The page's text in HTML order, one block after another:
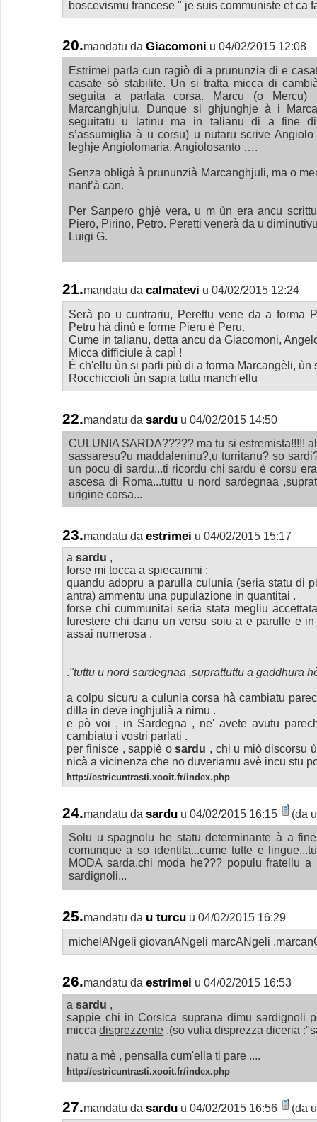
boscevismu francese " je suis communiste et ca
20.mandatu da Giacomoni u 04/02/2015 12:08
Estrimei parla cun ragiò di a prununzia di e
casate sò stabilite. Ùn si tratta micca di
seguita a parlata corsa. Marcu (o
Marcanghjulu. Dunque si ghjunghje à i
seguitatu u latinu ma in talianu di a fine
s’assumiglia à u corsu) u nutaru scrive
leghje Angiolomaria, Angiolosanto ….
Senza obligà à prununzià Marcanghjuli, ma o
nant’à can.
Per Sanpero ghjè vera, u m ùn era ancu
Piero, Pirino, Petro. Peretti venerà da u
Luigi G.
21.mandatu da calmatevi u 04/02/2015 12:24
Serà po u cuntrariu, Perettu vene da a forma
Petru hà dinù e forme Pieru è Peru.
Cume in talianu, detta ancu da Giacomoni,
Micca difficiule à capì !
È ch'ellu ùn si parli più di a forma Marcangèli, ùn
Rocchiccioli ùn sapia tuttu manch'ellu
22.mandatu da sardu u 04/02/2015 14:50
CULUNIA SARDA????? ma tu si estremista!!!!!
sassaresu?u maddaleninu?,u turritanu? so
un pocu di sardu...ti ricordu chi sardu è corsu
ascesa di Roma...tuttu u nord sardegnaa
urigine corsa...
23.mandatu da estrimei u 04/02/2015 15:17
asardu ,
forse mi tocca a spiecammi :
quandu adopru a parulla culunia (seria statu di
antra) ammentu una pupulazione in quantitai .
forse chi cummunitai seria stata megliu
furestere chi danu un versu soiu a e parulle e
assai numerosa .
."tuttu u nord sardegnaa ,suprattuttu a gaddhura
a colpu sicuru a culunia corsa hà cambiatu
dilla in deve inghjulià a nimu .
e pò voi , in Sardegna , ne' avete avutu
cambiatu i vostri parlati .
per finisce , sappiè osardu , chi u miò discorsu
nicà a vicinenza che no duveriamu avè incu stu
http://estricuntrasti.xooit.fr/index.php
24.mandatu da sardu u 04/02/2015 16:15
(da
Solu u spagnolu he statu determinante à a
comunque a so identita...cume tutte e
MODA sarda,chi moda he??? populu fratellu
sardignoli...
25.mandatu da u turcu u 04/02/2015 16:29
michelANgeli giovanANgeli marcANgeli
26.mandatu da estrimei u 04/02/2015 16:53
asardu ,
sappie chi in Corsica suprana dimu sardignoli
miccadisprezzente .(so vulia disprezza diceria
natu a mè , pensalla cum'ella ti pare ....
http://estricuntrasti.xooit.fr/index.php
27.mandatu da sardu u 04/02/2015 16:56
(da